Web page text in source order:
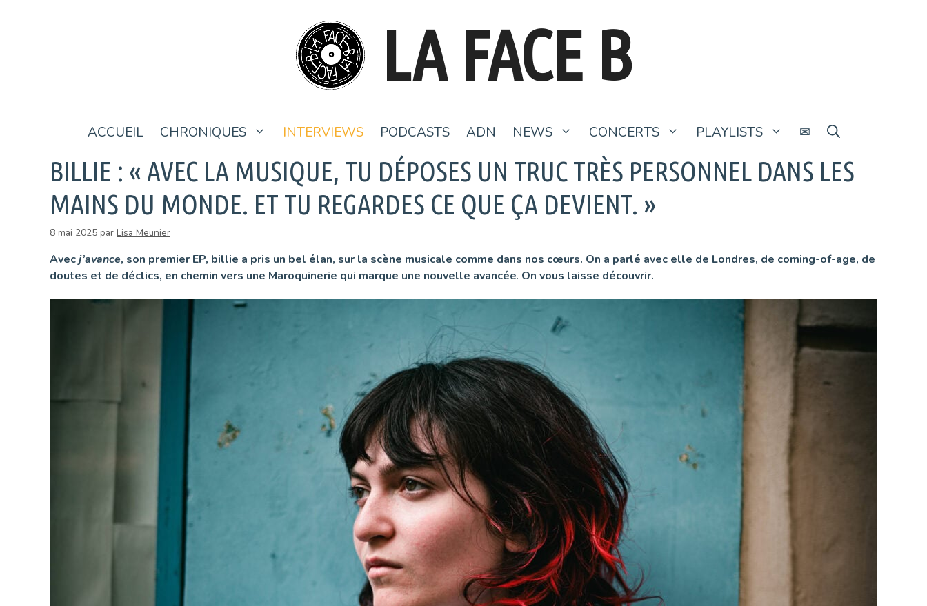
LA FACE B
ACCUEIL CHRONIQUES INTERVIEWS PODCASTS ADN NEWS CONCERTS PLAYLISTS ✉
BILLIE : « AVEC LA MUSIQUE, TU DÉPOSES UN TRUC TRÈS PERSONNEL DANS LES
MAINS DU MONDE. ET TU REGARDES CE QUE ÇA DEVIENT. »
8 mai 2025 par Lisa Meunier
Avecj’avance, son premier EP, billie a pris un bel élan, sur la scène musicale comme dans nos cœurs. On a parlé avec elle de Londres, de coming-of-age, de
doutes et de déclics, en chemin vers une Maroquinerie qui marque une nouvelle avancée. On vous laisse découvrir.